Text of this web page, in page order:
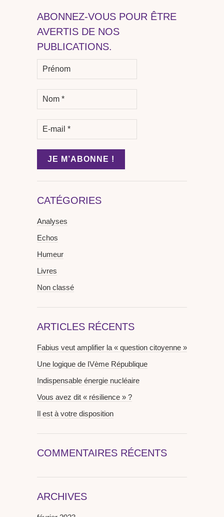
ABONNEZ-VOUS POUR ÊTRE
AVERTIS DE NOS
PUBLICATIONS.
CATÉGORIES
Analyses
Echos
Humeur
Livres
Non classé
ARTICLES RÉCENTS
Fabius veut amplifier la « question citoyenne »
Une logique de IVème République
Indispensable énergie nucléaire
Vous avez dit « résilience » ?
Il est à votre disposition
COMMENTAIRES RÉCENTS
ARCHIVES